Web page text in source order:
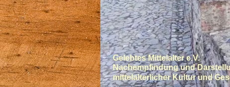
Gelebtes Mittelalter e.V.
Nachempfindung und
mittelalterlicher Kultur und